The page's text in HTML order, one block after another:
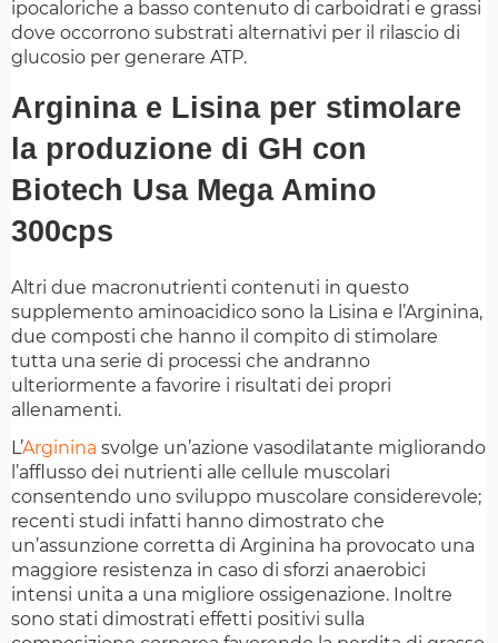
ipocaloriche a basso contenuto di carboidrati e grassi
dove occorrono substrati alternativi per il rilascio di
glucosio per generare ATP.
Arginina e Lisina per stimolare
la produzione di GH con
Biotech Usa Mega Amino
300cps
Altri due macronutrienti contenuti in questo
supplemento aminoacidico sono la Lisina e l’Arginina,
due composti che hanno il compito di stimolare
tutta una serie di processi che andranno
ulteriormente a favorire i risultati dei propri
allenamenti.
L’Arginina svolge un’azione vasodilatante migliorando
l’afflusso dei nutrienti alle cellule muscolari
consentendo uno sviluppo muscolare considerevole;
recenti studi infatti hanno dimostrato che
un’assunzione corretta di Arginina ha provocato una
maggiore resistenza in caso di sforzi anaerobici
intensi unita a una migliore ossigenazione. Inoltre
sono stati dimostrati effetti positivi sulla